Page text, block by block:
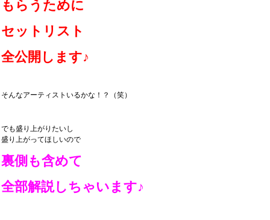
もらうために
セットリスト
全公開します♪
そんなアーティストいるかな！？（笑）
でも盛り上がりたいし
盛り上がってほしいので
裏側も含めて
全部解説しちゃいます♪